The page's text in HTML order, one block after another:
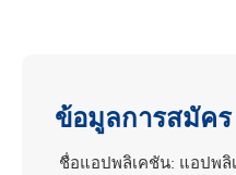
ข้อมูลการสมัคร
ชื่อแอปพลิเคชัน: แอปพ